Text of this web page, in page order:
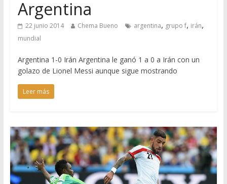
Argentina
22 junio 2014 Chema Bueno argentina, grupo f, irán,
mundial
Argentina 1-0 Irán Argentina le ganó 1 a 0 a Irán con un
golazo de Lionel Messi aunque sigue mostrando
Leer más